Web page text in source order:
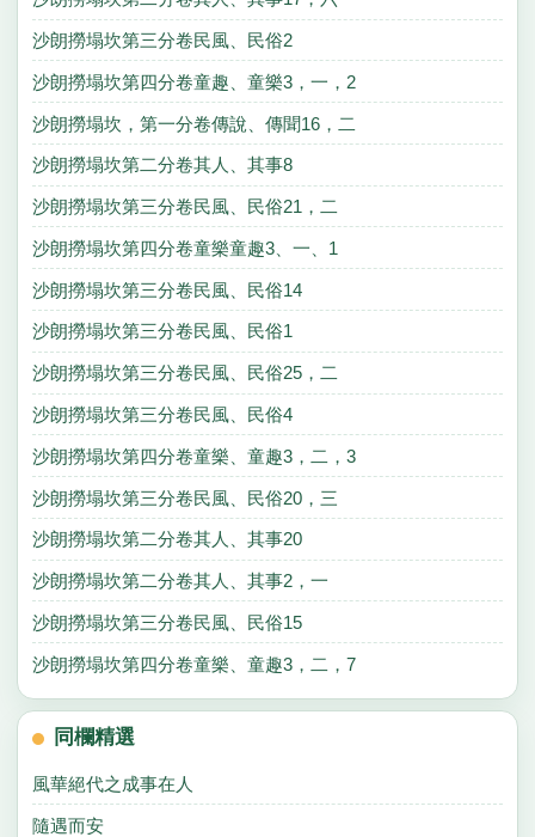
沙朗撈塌坎第三分卷民風、民俗2
沙朗撈塌坎第四分卷童趣、童樂3，一，2
沙朗撈塌坎，第一分卷傳說、傳聞16，二
沙朗撈塌坎第二分卷其人、其事8
沙朗撈塌坎第三分卷民風、民俗21，二
沙朗撈塌坎第四分卷童樂童趣3、一、1
沙朗撈塌坎第三分卷民風、民俗14
沙朗撈塌坎第三分卷民風、民俗1
沙朗撈塌坎第三分卷民風、民俗25，二
沙朗撈塌坎第三分卷民風、民俗4
沙朗撈塌坎第四分卷童樂、童趣3，二，3
沙朗撈塌坎第三分卷民風、民俗20，三
沙朗撈塌坎第二分卷其人、其事20
沙朗撈塌坎第二分卷其人、其事2，一
沙朗撈塌坎第三分卷民風、民俗15
沙朗撈塌坎第四分卷童樂、童趣3，二，7
同欄精選
風華絕代之成事在人
隨遇而安